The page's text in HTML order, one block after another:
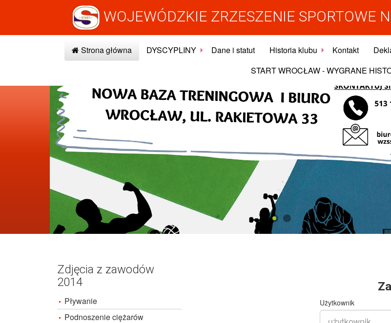
WOJEWÓDZKIE ZRZESZENIE SPORTOWE
Strona główna DYSCYPLINY Dane i statut Historia klubu Kontakt
START WROCŁAW - WYGRANE
Zdjęcia z zawodów
2014
Pływanie
Podnoszenie ciężarów
Użytkownik